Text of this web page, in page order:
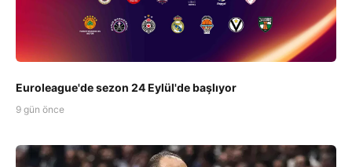
Euroleague'de sezon 24 Eylül'de başlıyor
9 gün önce